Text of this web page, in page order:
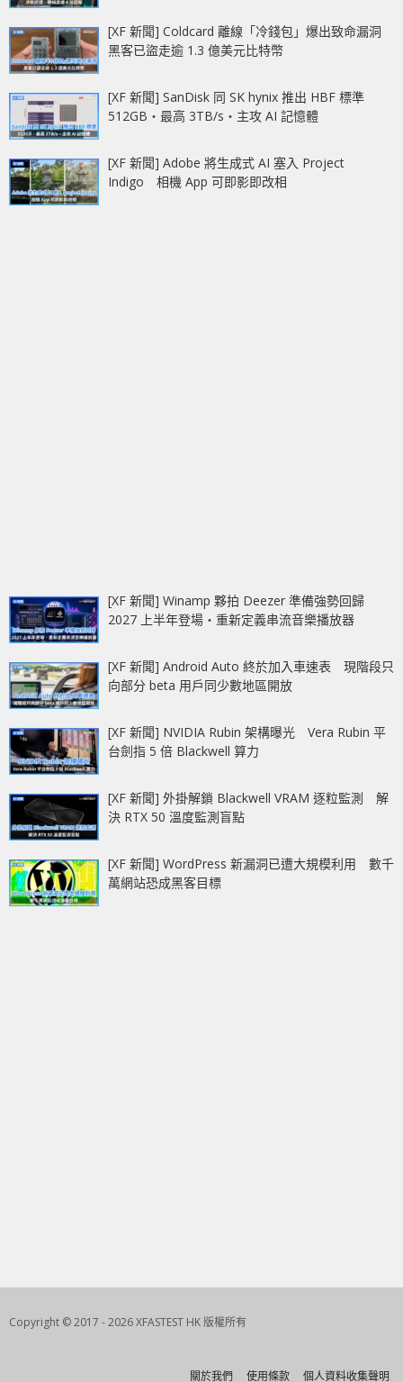
[XF 新聞] Coldcard 離線「冷錢包」爆出致命漏洞
黑客已盜走逾 1.3 億美元比特幣
[XF 新聞] SanDisk 同 SK hynix 推出 HBF 標準
512GB‧最高 3TB/s‧主攻 AI 記憶體
[XF 新聞] Adobe 將生成式 AI 塞入 Project
Indigo 相機 App 可即影即改相
[XF 新聞] Winamp 夥拍 Deezer 準備強勢回歸
2027 上半年登場‧重新定義串流音樂播放器
[XF 新聞] Android Auto 終於加入車速表 現階段只
向部分 beta 用戶同少數地區開放
[XF 新聞] NVIDIA Rubin 架構曝光 Vera Rubin 平
台劍指 5 倍 Blackwell 算力
[XF 新聞] 外掛解鎖 Blackwell VRAM 逐粒監測 解
決 RTX 50 溫度監測盲點
[XF 新聞] WordPress 新漏洞已遭大規模利用 數千
萬網站恐成黑客目標
Copyright © 2017 - 2026 XFASTEST HK 版權所有
關於我們 使用條款 個人資料收集聲明